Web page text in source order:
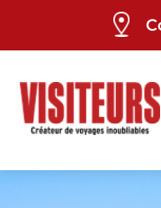
Panneau de gestion